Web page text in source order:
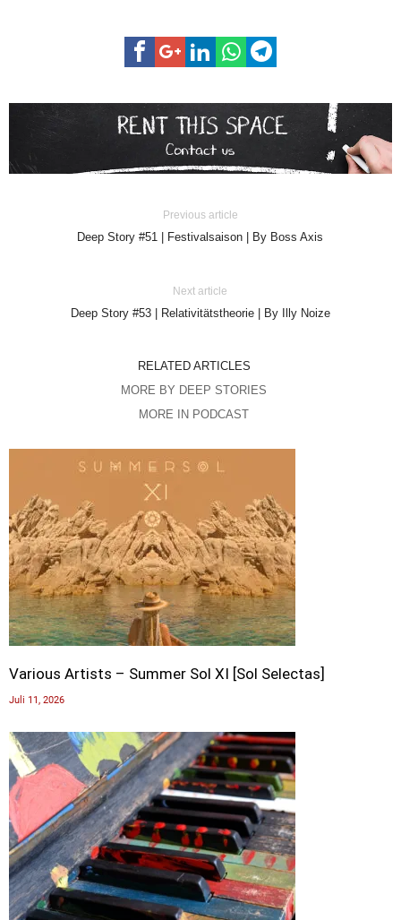
Previous article
Deep Story #51 | Festivalsaison | By Boss Axis
Next article
Deep Story #53 | Relativitätstheorie | By Illy Noize
RELATED ARTICLES
MORE BY DEEP STORIES
MORE IN PODCAST
Various Artists – Summer Sol XI [Sol Selectas]
Juli 11, 2026